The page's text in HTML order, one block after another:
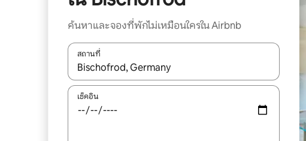
ค้นหาและจองที่พักไม่เหมือนใครใน Airbnb
สถานที่
ใช้ลูกศรขึ้นลง หรือใช้การสัมผัสหรือปัด เพื่อสำรวจผลการค้นหา
เช็คอิน